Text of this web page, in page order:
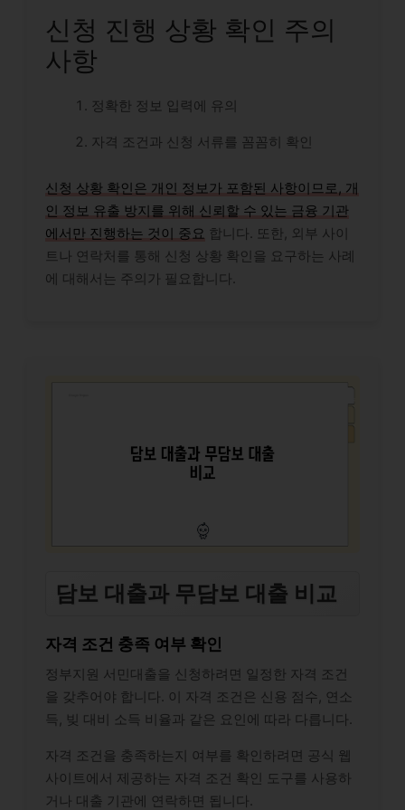
신청 진행 상황 확인 주의
사항
정확한 정보 입력에 유의
자격 조건과 신청 서류를 꼼꼼히 확인
신청 상황 확인은 개인 정보가 포함된 사항이므로, 개
인 정보 유출 방지를 위해 신뢰할 수 있는 금융 기관
에서만 진행하는 것이 중요 합니다. 또한, 외부 사이
트나 연락처를 통해 신청 상황 확인을 요구하는 사례
에 대해서는 주의가 필요합니다.
담보 대출과 무담보 대출 비교
자격 조건 충족 여부 확인
정부지원 서민대출을 신청하려면 일정한 자격 조건
을 갖추어야 합니다. 이 자격 조건은 신용 점수, 연소
득, 빚 대비 소득 비율과 같은 요인에 따라 다릅니다.
자격 조건을 충족하는지 여부를 확인하려면 공식 웹
사이트에서 제공하는 자격 조건 확인 도구를 사용하
거나 대출 기관에 연락하면 됩니다.